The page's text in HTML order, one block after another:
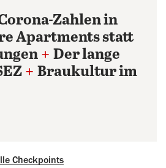
Zahlen in
Apartments statt
+ Der lange
+ Braukultur im
Checkpoints